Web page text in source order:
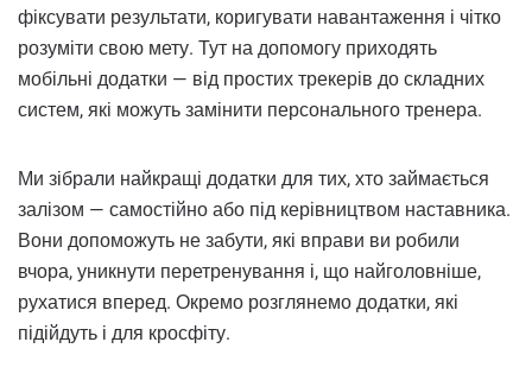
фіксувати результати, коригувати навантаження і чітко
розуміти свою мету. Тут на допомогу приходять
мобільні додатки — від простих трекерів до складних
систем, які можуть замінити персонального тренера.
Ми зібрали найкращі додатки для тих, хто займається
залізом — самостійно або під керівництвом наставника.
Вони допоможуть не забути, які вправи ви робили
вчора, уникнути перетренування і, що найголовніше,
рухатися вперед. Окремо розглянемо додатки, які
підійдуть і для кросфіту.